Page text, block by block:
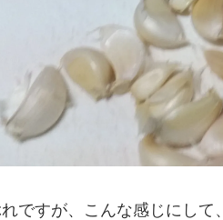
ですが、こんな感じにして、